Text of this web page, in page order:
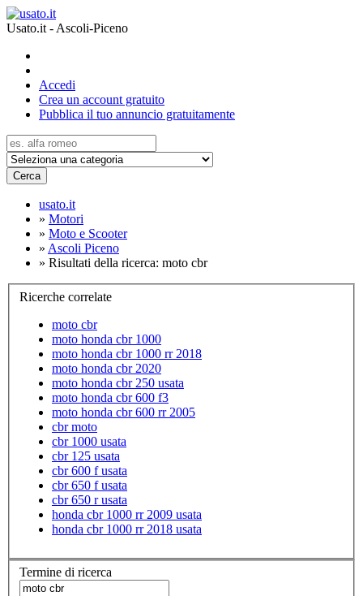
Usato.it - Ascoli-Piceno
Accedi
Crea un account gratuito
Pubblica il tuo annuncio gratuitamente
Cerca
usato.it
» Motori
» Moto e Scooter
» Ascoli Piceno
» Risultati della ricerca: moto cbr
Ricerche correlate
moto cbr
moto honda cbr 1000
moto honda cbr 1000 rr 2018
moto honda cbr 2020
moto honda cbr 250 usata
moto honda cbr 600 f3
moto honda cbr 600 rr 2005
cbr moto
cbr 1000 usata
cbr 125 usata
cbr 600 f usata
cbr 650 f usata
cbr 650 r usata
honda cbr 1000 rr 2009 usata
honda cbr 1000 rr 2018 usata
Termine di ricerca